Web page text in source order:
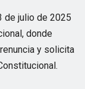
de julio de 2025
donde
y solicita